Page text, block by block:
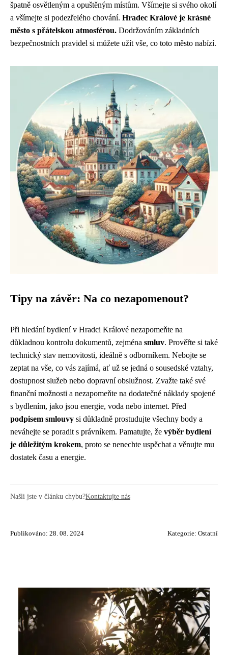
špatně osvětleným a opuštěným místům. Všímejte si svého okolí
a všímejte si podezřelého chování. Hradec Králové je krásné
město s přátelskou atmosférou. Dodržováním základních
bezpečnostních pravidel si můžete užít vše, co toto město nabízí.
Tipy na závěr: Na co nezapomenout?
Při hledání bydlení v Hradci Králové nezapomeňte na
důkladnou kontrolu dokumentů, zejména smluv. Prověřte si také
technický stav nemovitosti, ideálně s odborníkem. Nebojte se
zeptat na vše, co vás zajímá, ať už se jedná o sousedské vztahy,
dostupnost služeb nebo dopravní obslužnost. Zvažte také své
finanční možnosti a nezapomeňte na dodatečné náklady spojené
s bydlením, jako jsou energie, voda nebo internet. Před
podpisem smlouvy si důkladně prostudujte všechny body a
neváhejte se poradit s právníkem. Pamatujte, že výběr bydlení
je důležitým krokem, proto se nenechte uspěchat a věnujte mu
dostatek času a energie.
Našli jste v článku chybu?Kontaktujte nás
Publikováno: 28. 08. 2024 Kategorie: Ostatní